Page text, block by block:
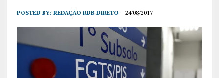
POSTED BY: REDAÇÃO RDB DIRETO 24/08/2017